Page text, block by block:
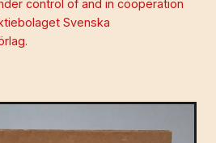
control of and in cooperation
Svenska